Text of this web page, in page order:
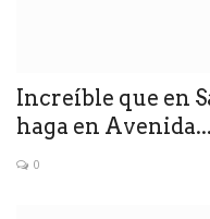
Increíble que en
haga en Avenida...
0